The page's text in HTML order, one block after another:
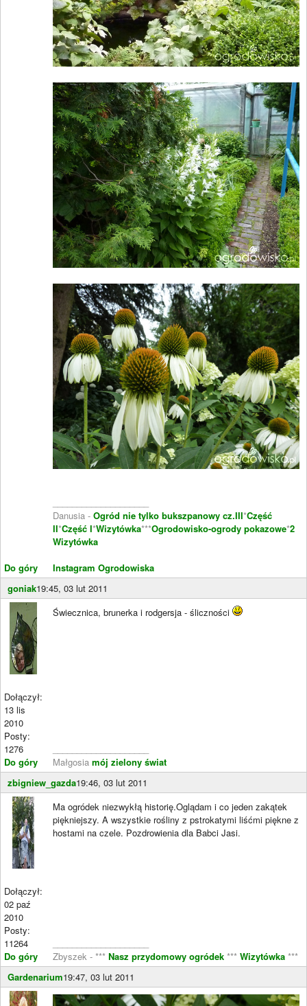
Do góry
Danusia - Ogród nie tylko bukszpanowy cz.III*Część
II*Część I*Wizytówka***Ogrodowisko-ogrody pokazowe*2
Wizytówka
Instagram Ogrodowiska
goniak19:45, 03 lut 2011
Dołączył:
13 lis
2010
Posty:
1276
Do góry
Świecznica, brunerka i rodgersja - śliczności
Małgosia mój zielony świat
zbigniew_gazda19:46, 03 lut 2011
Dołączył:
02 paź
2010
Posty:
11264
Do góry
Ma ogródek niezwykłą historię.Oglądam i co jeden zakątek
piękniejszy. A wszystkie rośliny z pstrokatymi liśćmi piękne z
hostami na czele. Pozdrowienia dla Babci Jasi.
Zbyszek - *** Nasz przydomowy ogródek *** Wizytówka ***
Gardenarium19:47, 03 lut 2011